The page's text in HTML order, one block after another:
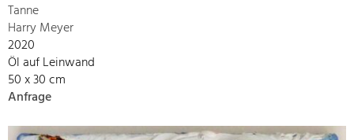
Tanne
Harry Meyer
2020
Öl auf Leinwand
50 x 30 cm
Anfrage